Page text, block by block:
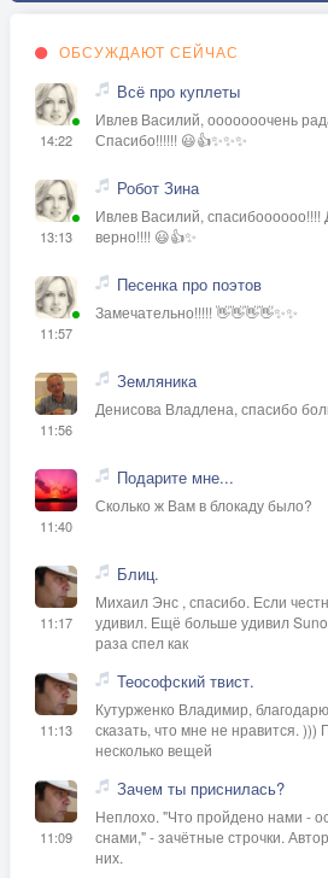
ОБСУЖДАЮТ СЕЙЧАС
14:22
Всё про куплеты
Ивлев Василий, ооооооочень
Спасибо!!!!!! 😃👍✨✨✨
13:13
Робот Зина
Ивлев Василий, спасибоооооо!!!!
верно!!!! 😃👍✨
11:57
Песенка про поэтов
Замечательно!!!!! 👋👋👋👋✨✨
11:56
Земляника
Денисова Владлена, спасибо
11:40
Подарите мне...
Сколько ж Вам в блокаду было?
11:17
Блиц.
Михаил Энс , спасибо. Если
удивил. Ещё больше удивил
раза спел как
11:13
Теософский твист.
Кутурженко Владимир,
сказать, что мне не нравится. )))
несколько вещей
11:09
Зачем ты приснилась?
Неплохо. "Что пройдено нами -
снами," - зачётные строчки.
них.